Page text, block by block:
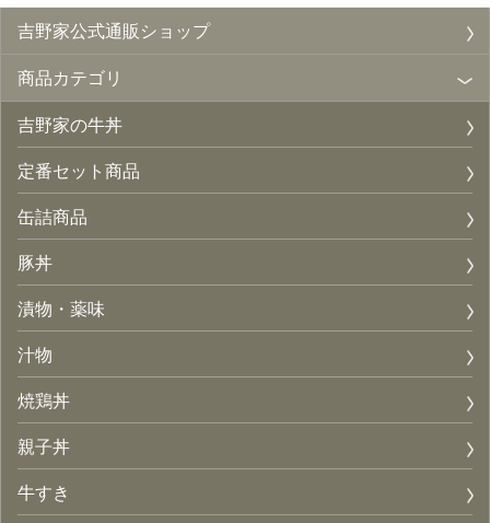
吉野家公式通販ショップ
商品カテゴリ
吉野家の牛丼
定番セット商品
缶詰商品
豚丼
漬物・薬味
汁物
焼鶏丼
親子丼
牛すき